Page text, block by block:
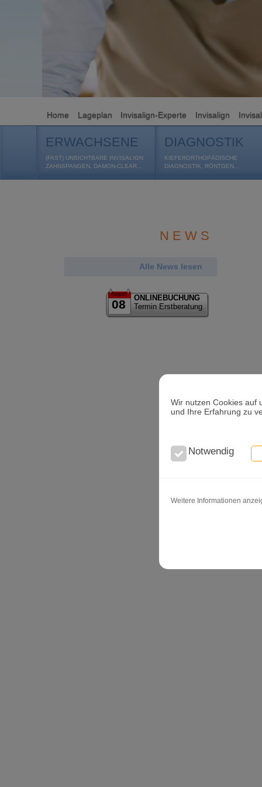
Wir nutzen Cookies auf
und Ihre Erfahrung zu
Notwendig
Weitere Informationen
Home Lageplan Invisalign-Experte Invisalign
ERWACHSENE
(FAST) UNSICHTBARE INVISALIGN
ZAHNSPANGEN, DAMON-CLEAR...
DIAGNOSTIK
KIEFERORTHOPÄDISCHE
DIAGNOSTIK, RÖNTGEN...
N E W S
Alle News lesen
August
08
ONLINEBUCHUNG
Termin Erstberatung